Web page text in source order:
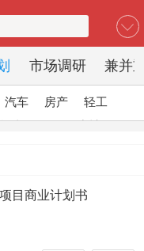
市场调研 兼并
汽车 房产
轻工
目商业计划书